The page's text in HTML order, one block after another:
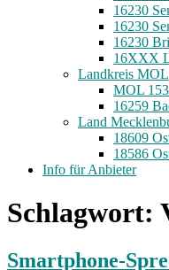
16230
16230
16230
16XXX
Landkreis MOL
MOL
16259
Land
18609
18586
Info für Anbieter
Schlagwort:
Smartphone-